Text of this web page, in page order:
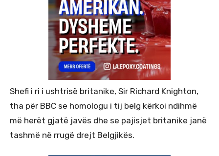
Shefi i ri i ushtrisë britanike, Sir Richard Knighton,
tha për BBC se homologu i tij belg kërkoi ndihmë
më herët gjatë javës dhe se pajisjet britanike janë
tashmë në rrugë drejt Belgjikës.